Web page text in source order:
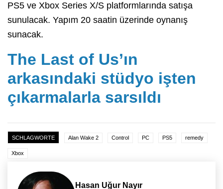
PS5 ve Xbox Series X/S platformlarında satışa
sunulacak. Yapım 20 saatin üzerinde oynanış
sunacak.
The Last of Us’ın
arkasındaki stüdyo işten
çıkarmalarla sarsıldı
SCHLAGWORTE Alan Wake 2 Control PC PS5 remedy
Xbox
Hasan Uğur Nayır